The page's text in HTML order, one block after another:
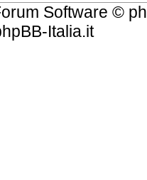
Software ©
Italia.it